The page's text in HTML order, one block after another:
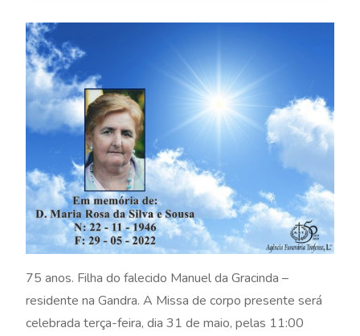
75 anos. Filha do falecido Manuel da Gracinda –
residente na Gandra. A Missa de corpo presente será
celebrada terça-feira, dia 31 de maio, pelas 11:00